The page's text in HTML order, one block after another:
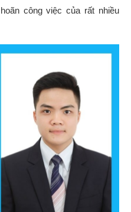
công việc của rất nhiều